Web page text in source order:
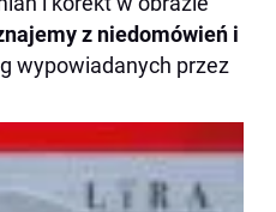
z niedomówień i
wypowiadanych przez